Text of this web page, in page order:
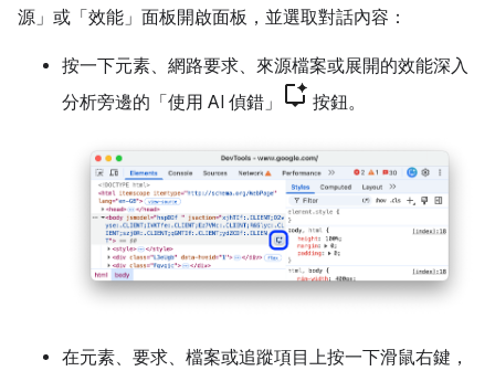
源」 或「效能」 面板開啟面板，並選取對話內容：
按一下元素、網路要求、來源檔案或展開的效能深入
分析旁邊的「使用 AI 偵錯」
按鈕。
在元素、要求、檔案或追蹤項目上按一下滑鼠右鍵，